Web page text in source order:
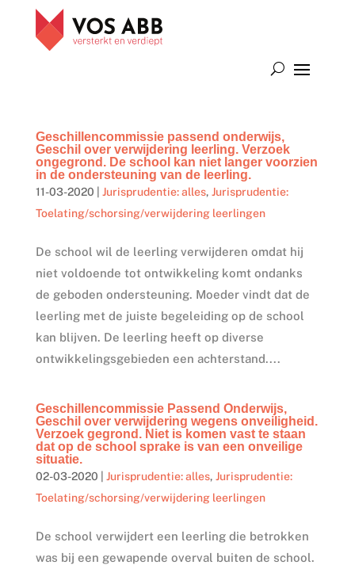
Geschillencommissie passend onderwijs,
Geschil over verwijdering leerling. Verzoek
ongegrond. De school kan niet langer voorzien
in de ondersteuning van de leerling.
11-03-2020 Jurisprudentie: alles, Jurisprudentie:
Toelating/schorsing/verwijdering leerlingen
De school wil de leerling verwijderen omdat hij
niet voldoende tot ontwikkeling komt ondanks
de geboden ondersteuning. Moeder vindt dat de
leerling met de juiste begeleiding op de school
kan blijven. De leerling heeft op diverse
ontwikkelingsgebieden een achterstand....
Geschillencommissie Passend Onderwijs,
Geschil over verwijdering wegens onveiligheid.
Verzoek gegrond. Niet is komen vast te staan
dat op de school sprake is van een onveilige
situatie.
02-03-2020 Jurisprudentie: alles, Jurisprudentie:
Toelating/schorsing/verwijdering leerlingen
De school verwijdert een leerling die betrokken
was bij een gewapende overval buiten de school.